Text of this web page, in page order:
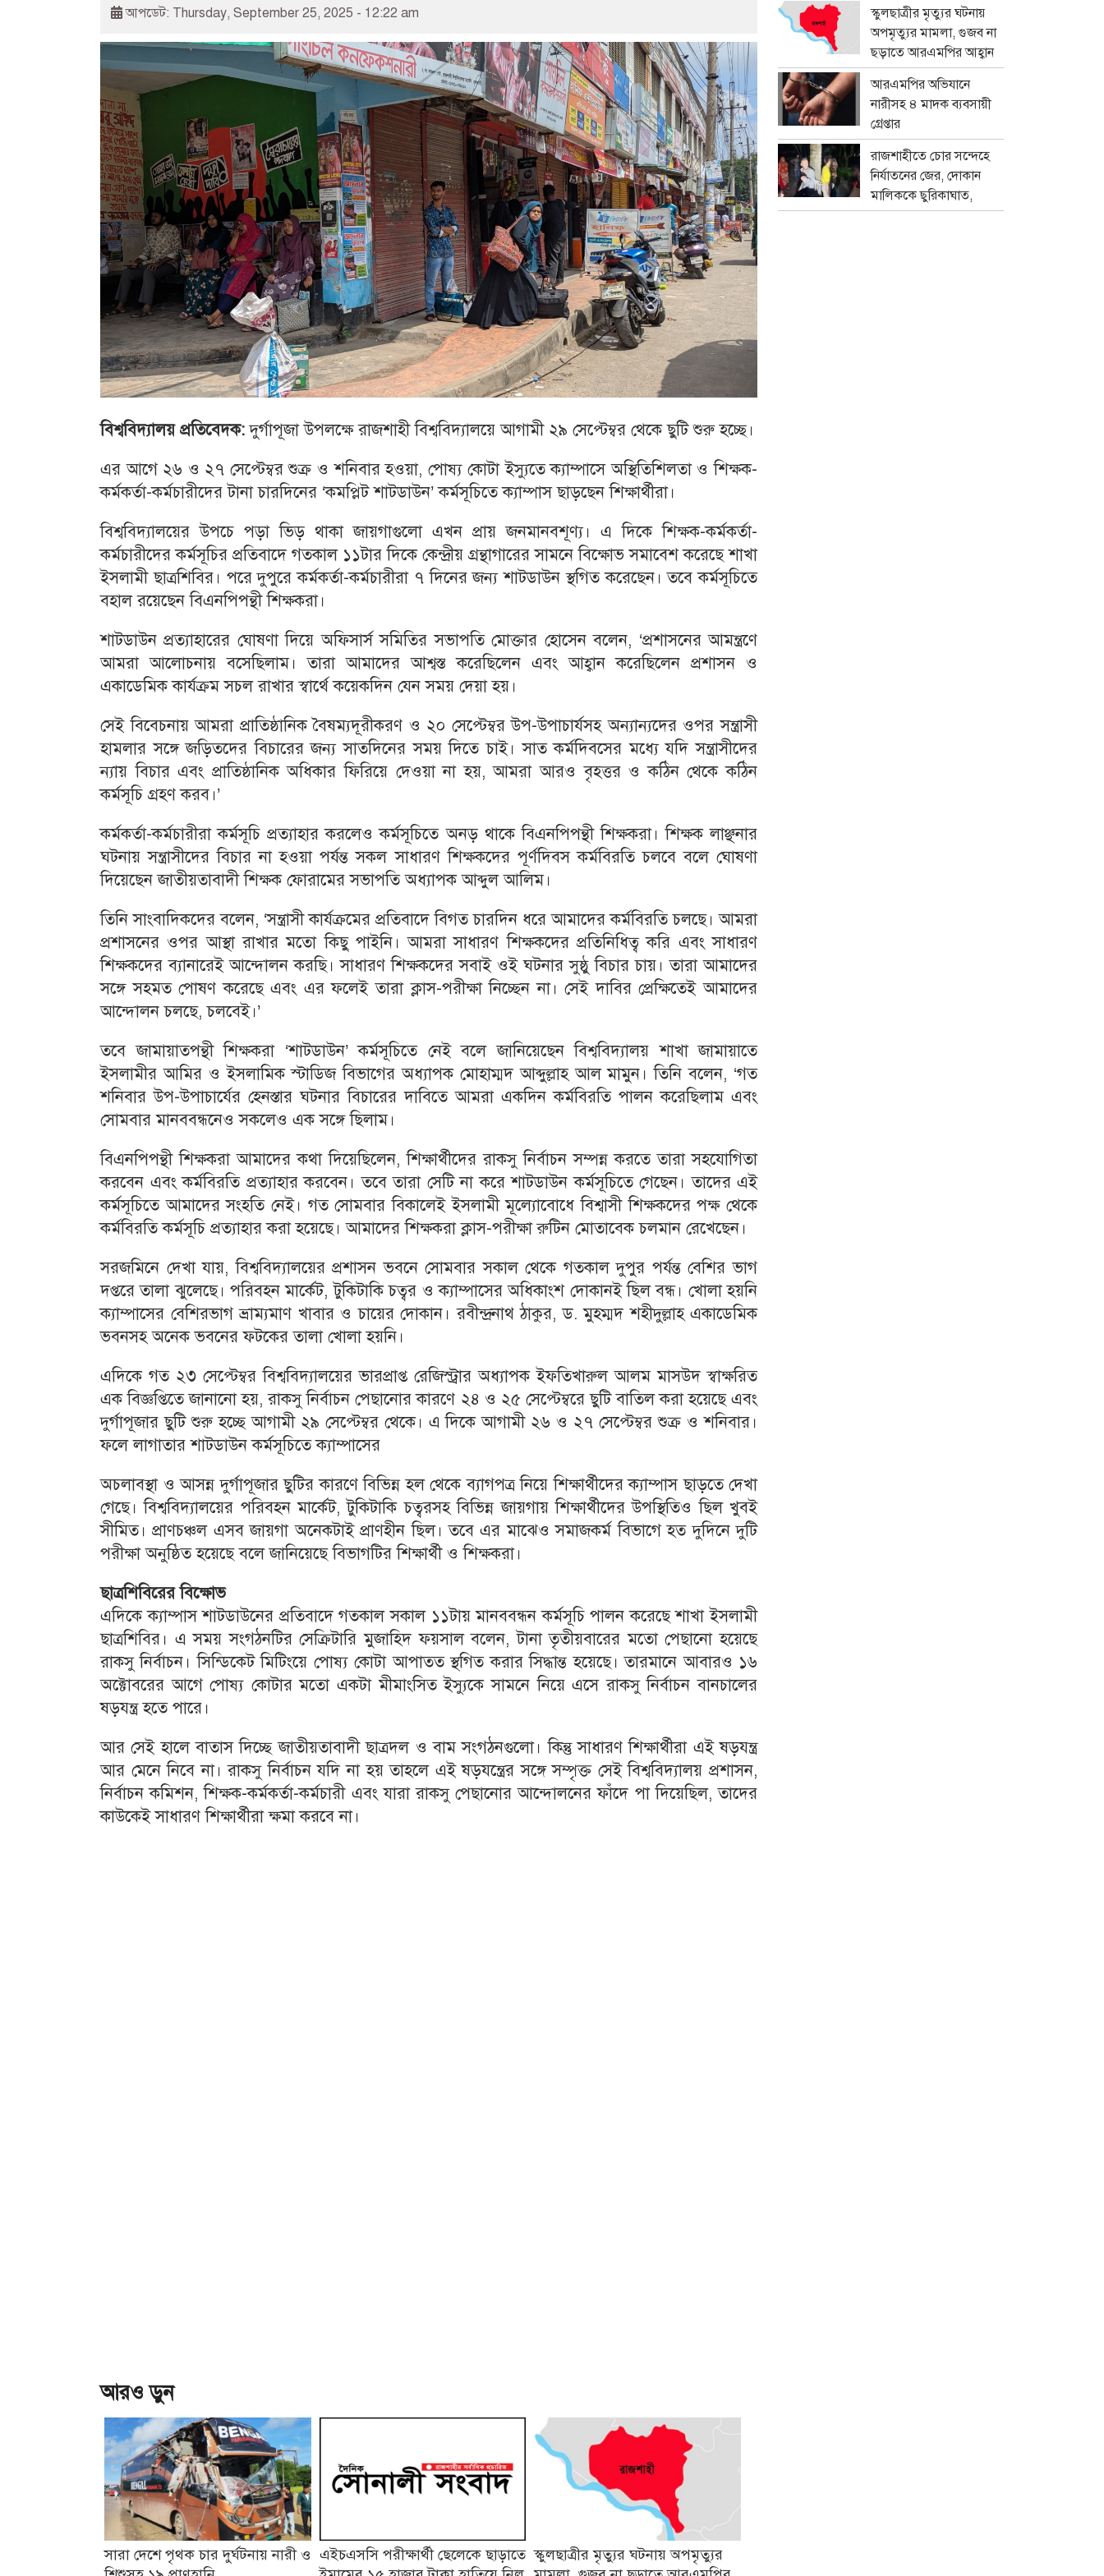
আপডেট: Thursday, September 25, 2025 - 12:22 am
বিশ্ববিদ্যালয় প্রতিবেদক: দুর্গাপূজা উপলক্ষে রাজশাহী বিশ্ববিদ্যালয়ে আগামী ২৯ সেপ্টেম্বর থেকে ছুটি শুরু হচ্ছে।
এর আগে ২৬ ও ২৭ সেপ্টেম্বর শুক্র ও শনিবার হওয়া, পোষ্য কোটা ইস্যুতে ক্যাম্পাসে অস্থিতিশিলতা ও শিক্ষক-
কর্মকর্তা-কর্মচারীদের টানা চারদিনের ‘কমপ্লিট শাটডাউন’ কর্মসূচিতে ক্যাম্পাস ছাড়ছেন শিক্ষার্থীরা।
বিশ্ববিদ্যালয়ের উপচে পড়া ভিড় থাকা জায়গাগুলো এখন প্রায় জনমানবশূণ্য। এ দিকে শিক্ষক-কর্মকর্তা-
কর্মচারীদের কর্মসূচির প্রতিবাদে গতকাল ১১টার দিকে কেন্দ্রীয় গ্রন্থাগারের সামনে বিক্ষোভ সমাবেশ করেছে শাখা
ইসলামী ছাত্রশিবির। পরে দুপুরে কর্মকর্তা-কর্মচারীরা ৭ দিনের জন্য শাটডাউন স্থগিত করেছেন। তবে কর্মসূচিতে
বহাল রয়েছেন বিএনপিপন্থী শিক্ষকরা।
শাটডাউন প্রত্যাহারের ঘোষণা দিয়ে অফিসার্স সমিতির সভাপতি মোক্তার হোসেন বলেন, ‘প্রশাসনের আমন্ত্রণে
আমরা আলোচনায় বসেছিলাম। তারা আমাদের আশ্বস্ত করেছিলেন এবং আহ্বান করেছিলেন প্রশাসন ও
একাডেমিক কার্যক্রম সচল রাখার স্বার্থে কয়েকদিন যেন সময় দেয়া হয়।
সেই বিবেচনায় আমরা প্রাতিষ্ঠানিক বৈষম্যদূরীকরণ ও ২০ সেপ্টেম্বর উপ-উপাচার্যসহ অন্যান্যদের ওপর সন্ত্রাসী
হামলার সঙ্গে জড়িতদের বিচারের জন্য সাতদিনের সময় দিতে চাই। সাত কর্মদিবসের মধ্যে যদি সন্ত্রাসীদের
ন্যায় বিচার এবং প্রাতিষ্ঠানিক অধিকার ফিরিয়ে দেওয়া না হয়, আমরা আরও বৃহত্তর ও কঠিন থেকে কঠিন
কর্মসূচি গ্রহণ করব।’
কর্মকর্তা-কর্মচারীরা কর্মসূচি প্রত্যাহার করলেও কর্মসূচিতে অনড় থাকে বিএনপিপন্থী শিক্ষকরা। শিক্ষক লাঞ্ছনার
ঘটনায় সন্ত্রাসীদের বিচার না হওয়া পর্যন্ত সকল সাধারণ শিক্ষকদের পূর্ণদিবস কর্মবিরতি চলবে বলে ঘোষণা
দিয়েছেন জাতীয়তাবাদী শিক্ষক ফোরামের সভাপতি অধ্যাপক আব্দুল আলিম।
তিনি সাংবাদিকদের বলেন, ‘সন্ত্রাসী কার্যক্রমের প্রতিবাদে বিগত চারদিন ধরে আমাদের কর্মবিরতি চলছে। আমরা
প্রশাসনের ওপর আস্থা রাখার মতো কিছু পাইনি। আমরা সাধারণ শিক্ষকদের প্রতিনিধিত্ব করি এবং সাধারণ
শিক্ষকদের ব্যানারেই আন্দোলন করছি। সাধারণ শিক্ষকদের সবাই ওই ঘটনার সুষ্ঠু বিচার চায়। তারা আমাদের
সঙ্গে সহমত পোষণ করেছে এবং এর ফলেই তারা ক্লাস-পরীক্ষা নিচ্ছেন না। সেই দাবির প্রেক্ষিতেই আমাদের
আন্দোলন চলছে, চলবেই।’
তবে জামায়াতপন্থী শিক্ষকরা ‘শাটডাউন’ কর্মসূচিতে নেই বলে জানিয়েছেন বিশ্ববিদ্যালয় শাখা জামায়াতে
ইসলামীর আমির ও ইসলামিক স্টাডিজ বিভাগের অধ্যাপক মোহাম্মদ আব্দুল্লাহ আল মামুন। তিনি বলেন, ‘গত
শনিবার উপ-উপাচার্যের হেনস্তার ঘটনার বিচারের দাবিতে আমরা একদিন কর্মবিরতি পালন করেছিলাম এবং
সোমবার মানববন্ধনেও সকলেও এক সঙ্গে ছিলাম।
বিএনপিপন্থী শিক্ষকরা আমাদের কথা দিয়েছিলেন, শিক্ষার্থীদের রাকসু নির্বাচন সম্পন্ন করতে তারা সহযোগিতা
করবেন এবং কর্মবিরতি প্রত্যাহার করবেন। তবে তারা সেটি না করে শাটডাউন কর্মসূচিতে গেছেন। তাদের এই
কর্মসূচিতে আমাদের সংহতি নেই। গত সোমবার বিকালেই ইসলামী মূল্যোবোধে বিশ্বাসী শিক্ষকদের পক্ষ থেকে
কর্মবিরতি কর্মসূচি প্রত্যাহার করা হয়েছে। আমাদের শিক্ষকরা ক্লাস-পরীক্ষা রুটিন মোতাবেক চলমান রেখেছেন।
সরজমিনে দেখা যায়, বিশ্ববিদ্যালয়ের প্রশাসন ভবনে সোমবার সকাল থেকে গতকাল দুপুর পর্যন্ত বেশির ভাগ
দপ্তরে তালা ঝুলেছে। পরিবহন মার্কেট, টুকিটাকি চত্বর ও ক্যাম্পাসের অধিকাংশ দোকানই ছিল বন্ধ। খোলা হয়নি
ক্যাম্পাসের বেশিরভাগ ভ্রাম্যমাণ খাবার ও চায়ের দোকান। রবীন্দ্রনাথ ঠাকুর, ড. মুহম্মদ শহীদুল্লাহ একাডেমিক
ভবনসহ অনেক ভবনের ফটকের তালা খোলা হয়নি।
এদিকে গত ২৩ সেপ্টেম্বর বিশ্ববিদ্যালয়ের ভারপ্রাপ্ত রেজিস্ট্রার অধ্যাপক ইফতিখারুল আলম মাসউদ স্বাক্ষরিত
এক বিজ্ঞপ্তিতে জানানো হয়, রাকসু নির্বাচন পেছানোর কারণে ২৪ ও ২৫ সেপ্টেম্বরে ছুটি বাতিল করা হয়েছে এবং
দুর্গাপূজার ছুটি শুরু হচ্ছে আগামী ২৯ সেপ্টেম্বর থেকে। এ দিকে আগামী ২৬ ও ২৭ সেপ্টেম্বর শুক্র ও শনিবার।
ফলে লাগাতার শাটডাউন কর্মসূচিতে ক্যাম্পাসের
অচলাবস্থা ও আসন্ন দুর্গাপূজার ছুটির কারণে বিভিন্ন হল থেকে ব্যাগপত্র নিয়ে শিক্ষার্থীদের ক্যাম্পাস ছাড়তে দেখা
গেছে। বিশ্ববিদ্যালয়ের পরিবহন মার্কেট, টুকিটাকি চত্বরসহ বিভিন্ন জায়গায় শিক্ষার্থীদের উপস্থিতিও ছিল খুবই
সীমিত। প্রাণচঞ্চল এসব জায়গা অনেকটাই প্রাণহীন ছিল। তবে এর মাঝেও সমাজকর্ম বিভাগে হত দুদিনে দুটি
পরীক্ষা অনুষ্ঠিত হয়েছে বলে জানিয়েছে বিভাগটির শিক্ষার্থী ও শিক্ষকরা।
ছাত্রশিবিরের বিক্ষোভ
এদিকে ক্যাম্পাস শাটডাউনের প্রতিবাদে গতকাল সকাল ১১টায় মানববন্ধন কর্মসূচি পালন করেছে শাখা ইসলামী
ছাত্রশিবির। এ সময় সংগঠনটির সেক্রিটারি মুজাহিদ ফয়সাল বলেন, টানা তৃতীয়বারের মতো পেছানো হয়েছে
রাকসু নির্বাচন। সিন্ডিকেট মিটিংয়ে পোষ্য কোটা আপাতত স্থগিত করার সিদ্ধান্ত হয়েছে। তারমানে আবারও ১৬
অক্টোবরের আগে পোষ্য কোটার মতো একটা মীমাংসিত ইস্যুকে সামনে নিয়ে এসে রাকসু নির্বাচন বানচালের
ষড়যন্ত্র হতে পারে।
আর সেই হালে বাতাস দিচ্ছে জাতীয়তাবাদী ছাত্রদল ও বাম সংগঠনগুলো। কিন্তু সাধারণ শিক্ষার্থীরা এই ষড়যন্ত্র
আর মেনে নিবে না। রাকসু নির্বাচন যদি না হয় তাহলে এই ষড়যন্ত্রের সঙ্গে সম্পৃক্ত সেই বিশ্ববিদ্যালয় প্রশাসন,
নির্বাচন কমিশন, শিক্ষক-কর্মকর্তা-কর্মচারী এবং যারা রাকসু পেছানোর আন্দোলনের ফাঁদে পা দিয়েছিল, তাদের
কাউকেই সাধারণ শিক্ষার্থীরা ক্ষমা করবে না।
আরও ড়ুন
সারা দেশে পৃথক চার দুর্ঘটনায় নারী ও এইচএসসি পরীক্ষার্থী ছেলেকে ছাড়াতে স্কুলছাত্রীর মৃত্যুর ঘটনায় অপমৃত্যুর
স্কুলছাত্রীর মৃত্যুর ঘটনায়
অপমৃত্যুর মামলা, গুজব না
ছড়াতে আরএমপির আহ্বান
আরএমপির অভিযানে
নারীসহ ৪ মাদক ব্যবসায়ী
গ্রেপ্তার
রাজশাহীতে চোর সন্দেহে
নির্যাতনের জের, দোকান
মালিককে ছুরিকাঘাত,
মামলা